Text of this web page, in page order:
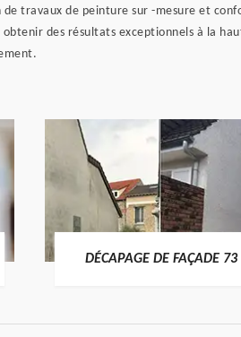
travaux de peinture sur -mesure et
des résultats exceptionnels à la
DÉCAPAGE DE FAÇADE 73